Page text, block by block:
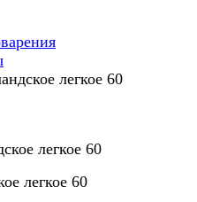
легкое 60
легкое 60